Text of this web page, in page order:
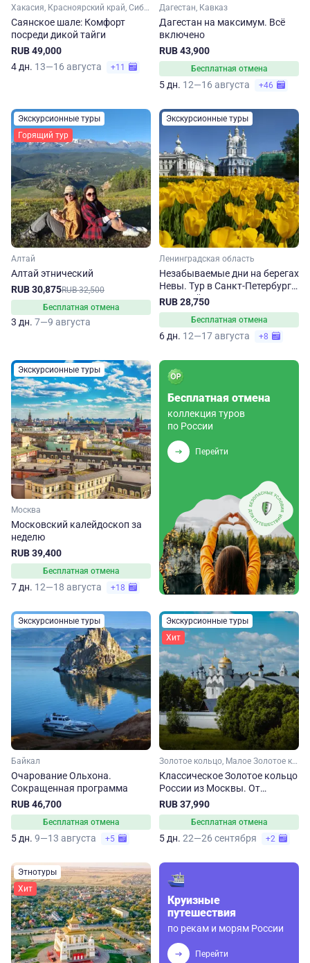
Хакасия, Красноярский край, Сибирь
Саянское шале: Комфорт
посреди дикой тайги
RUB 49,000
4 дн. 13—16 августа +11
Дагестан, Кавказ
Дагестан на максимум. Вcё
включено
RUB 43,900
Бесплатная отмена
5 дн. 12—16 августа +46
Экскурсионные туры
Горящий тур
Алтай
Алтай этнический
RUB 30,875RUB 32,500
Бесплатная отмена
3 дн. 7—9 августа
Экскурсионные туры
Ленинградская область
Незабываемые дни на берегах
Невы. Тур в Санкт-Петербург
на 6 дней
RUB 28,750
Бесплатная отмена
6 дн. 12—17 августа +8
Экскурсионные туры
Москва
Московский калейдоскоп за
неделю
RUB 39,400
Бесплатная отмена
7 дн. 12—18 августа +18
Бесплатная отмена
коллекция туров
по России
Перейти
Экскурсионные туры
Байкал
Очарование Ольхона.
Сокращенная программа
RUB 46,700
Бесплатная отмена
5 дн. 9—13 августа +5
Экскурсионные туры
Хит
Золотое кольцо, Малое Золотое кольцо, Ярославская область, Ивановская область, Костромская область, Владимирская область, Московская область
Классическое Золотое кольцо
России из Москвы. От
Сергиева Посада до
Владимира
RUB 37,990
Бесплатная отмена
5 дн. 22—26 сентября +2
Этнотуры
Хит
Круизные
путешествия
по рекам и морям России
Перейти